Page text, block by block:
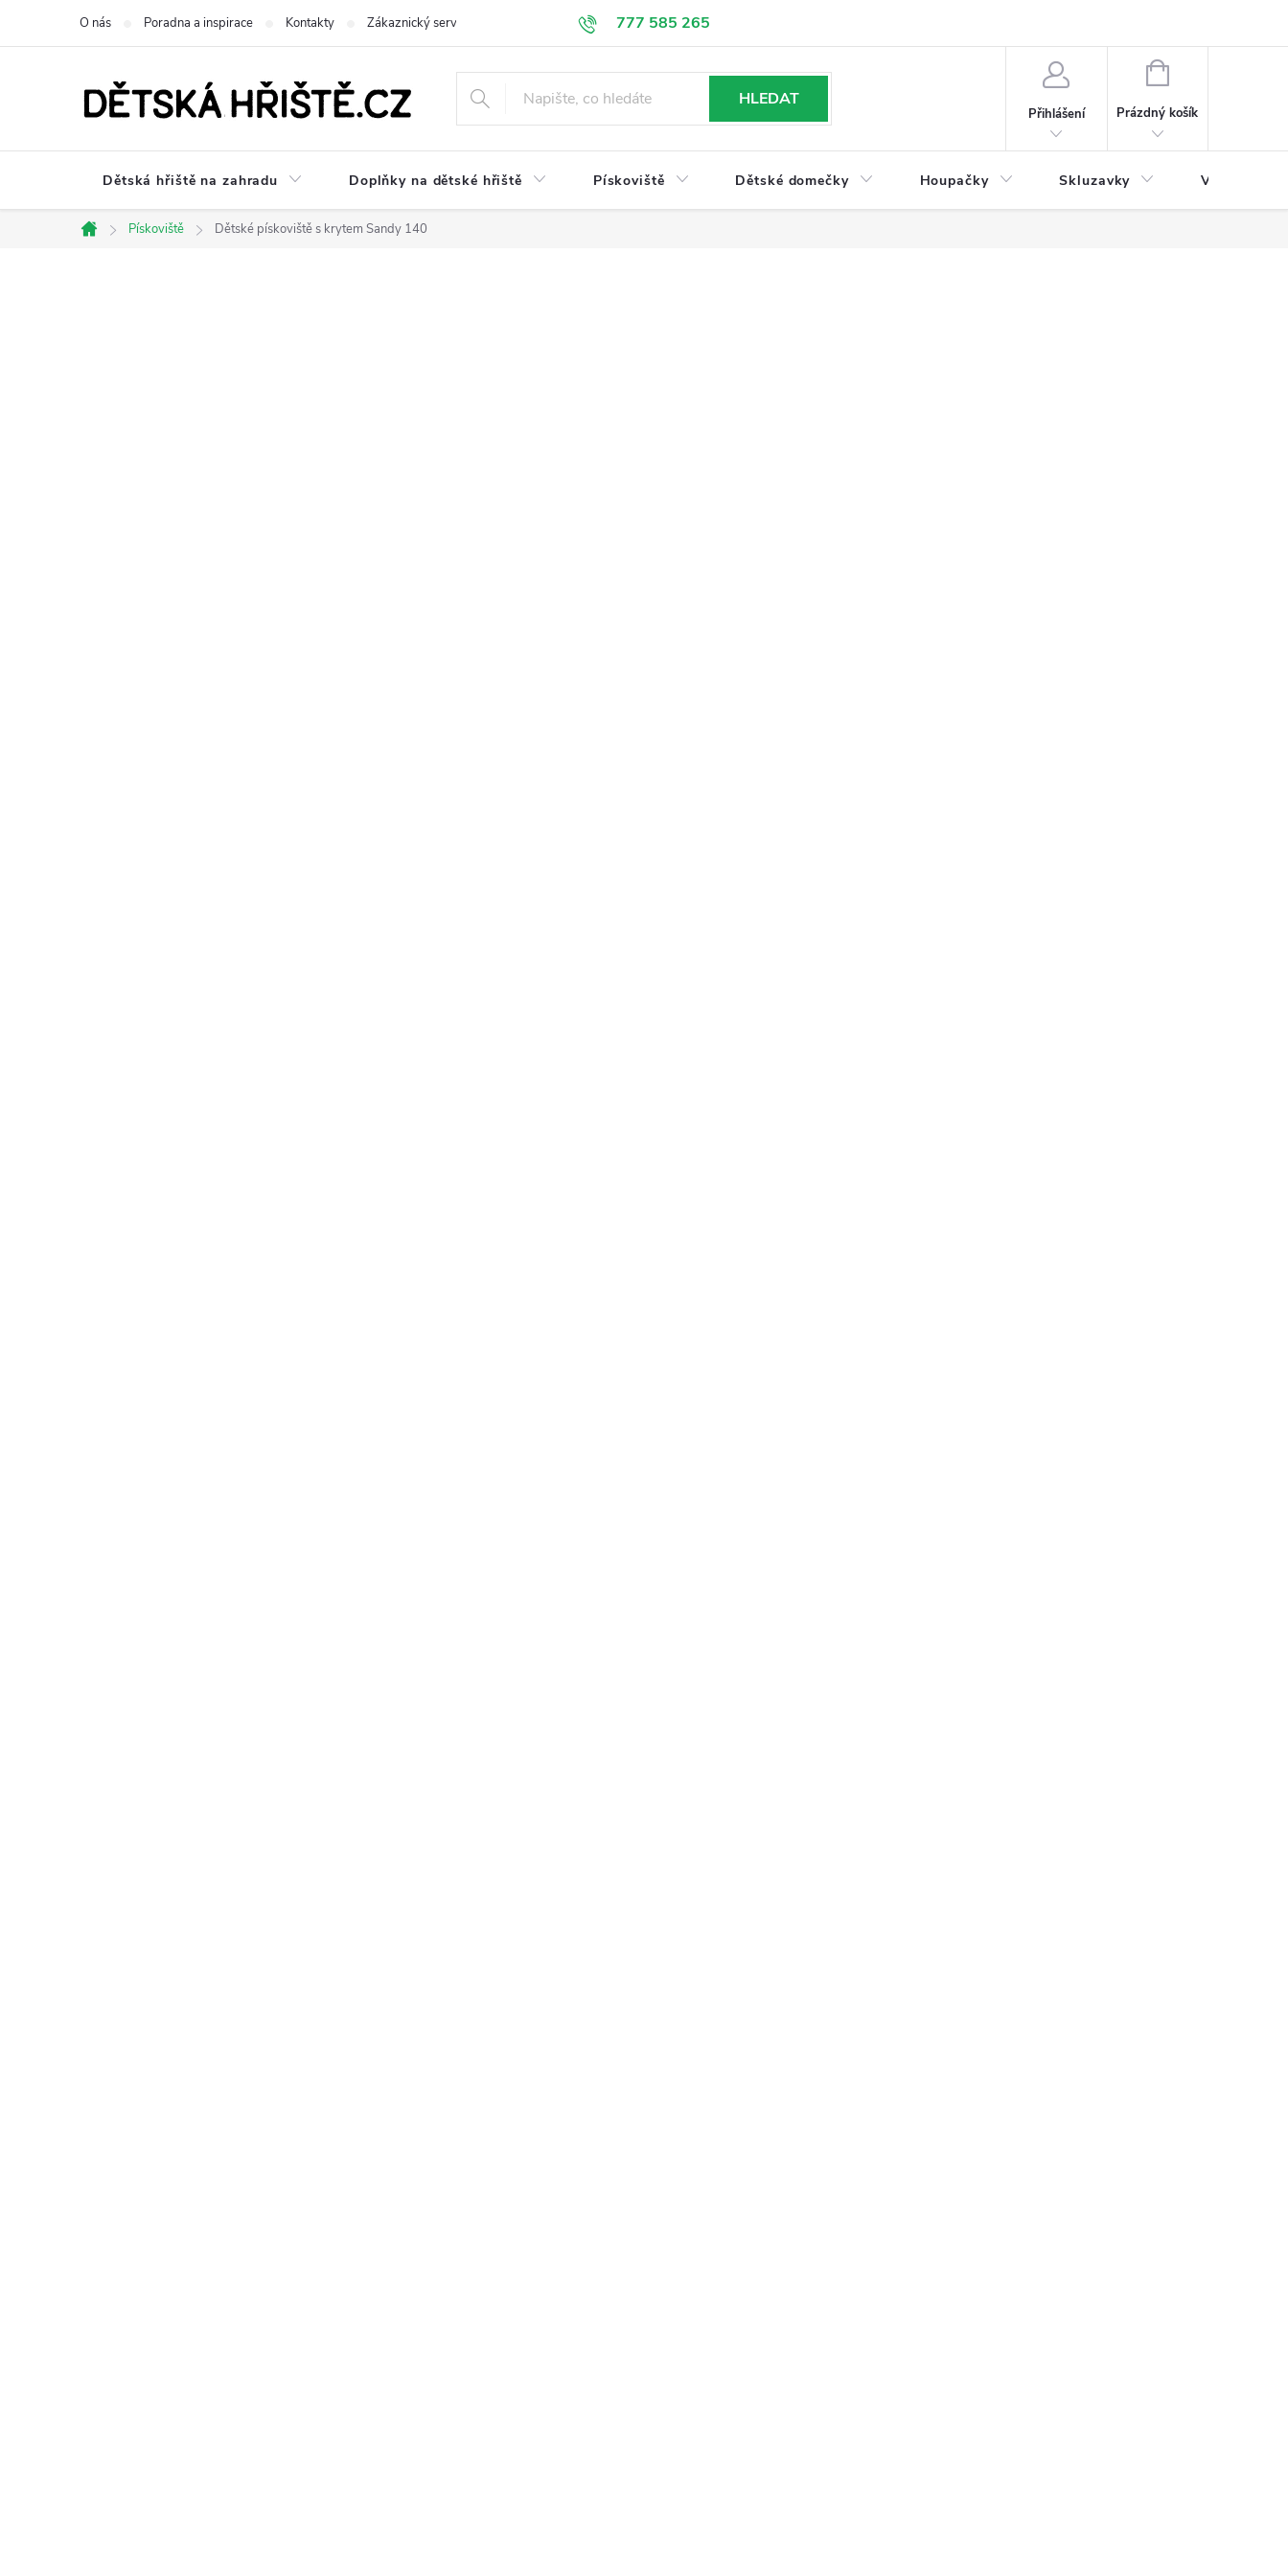
777 585 265
O nás Poradna a inspirace Kontakty Zákaznický servis Doprava a platba Obchodní podmínky
HLEDAT
Přihlášení
NÁKUPNÍ
Prázdný košík
Dětská hřiště na zahradu Doplňky na dětské hřiště Pískoviště Dětské domečky Houpačky Skluzavky Veřejná
Domů
Pískoviště Dětské pískoviště s krytem Sandy 140